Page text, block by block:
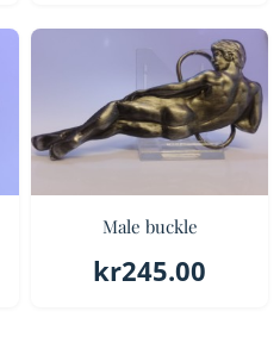
Male buckle
kr245.00